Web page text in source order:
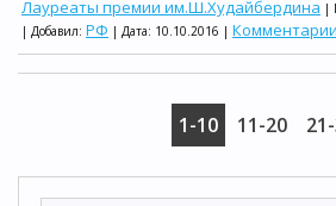
Лауреаты премии им.Ш.Худайбердина |
| Добавил: РФ | Дата: 10.10.2016 |
1-10 11-20